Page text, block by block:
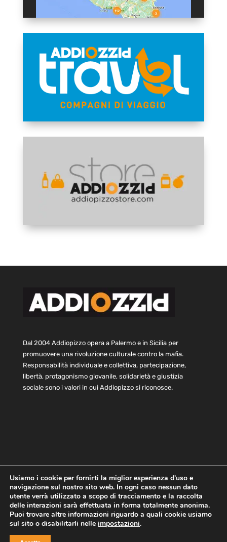
Dal 2004 Addiopizzo opera a Palermo e in Sicilia per
promuovere una rivoluzione culturale contro la mafia.
Responsabilità individuale e collettiva, partecipazione,
libertà, protagonismo giovanile, solidarietà e giustizia
sociale sono i valori in cui Addiopizzo si riconosce.
Home Statuto e bilancio
Contatti
Privacy
Cookie Child Protection Policy
Copyright © 2021 AddioPizzo | Tutti i diritti riservati | Sede
Usiamo i cookie per fornirti la miglior esperienza d'uso e
navigazione sul nostro sito web. In ogni caso nessun dato
utente verrà utilizzato a scopo di tracciamento e la raccolta
delle interazioni sarà effettuata in forma totalmente anonima.
Puoi trovare altre informazioni riguardo a quali cookie usiamo
sul sito o disabilitarli nelle impostazioni.